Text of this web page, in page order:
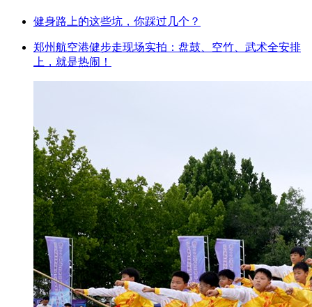
健身路上的这些坑，你踩过几个？
郑州航空港健步走现场实拍：盘鼓、空竹、武术全安排
上，就是热闹！